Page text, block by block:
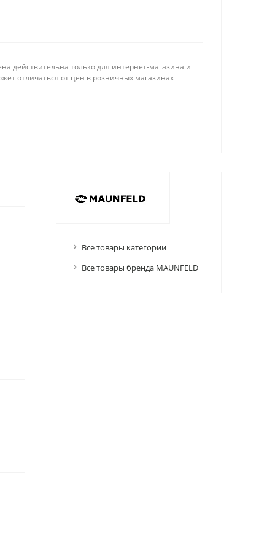
действительна только для интернет-магазина и
отличаться от цен в розничных магазинах
Все товары категории
Все товары бренда MAUNFELD